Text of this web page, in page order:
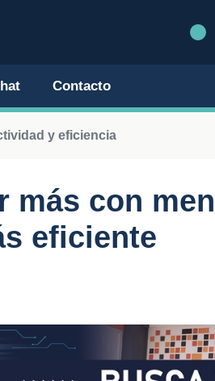
Contacto
y eficiencia
más con
eficiente